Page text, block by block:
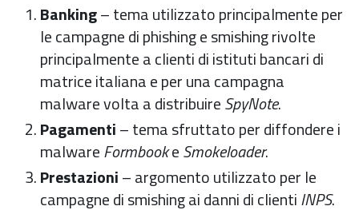
Banking– tema utilizzato principalmente per
le campagne di phishing e smishing rivolte
principalmente a clienti di istituti bancari di
matrice italiana e per una campagna
malware volta a distribuireSpyNote.
Pagamenti– tema sfruttato per diffondere i
malwareFormbookeSmokeloader.
Prestazioni– argomento utilizzato per le
campagne di smishing ai danni di clientiINPS.